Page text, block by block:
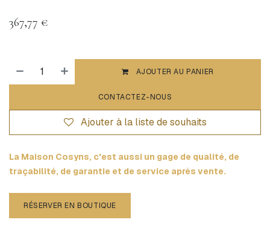
367,77 €
AJOUTER AU PANIER
CONTACTEZ-NOUS
Ajouter à la liste de souhaits
La Maison Cosyns, c'est aussi un gage de qualité, de
traçabilité, de garantie et de service après vente.
RÉSERVER EN BOUTIQUE